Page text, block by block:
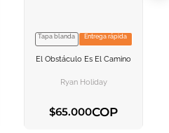
VER INFORMACION
Tapa blanda Entrega rápida
El Obstáculo Es El Camino
Ryan Holiday
$65.000COP